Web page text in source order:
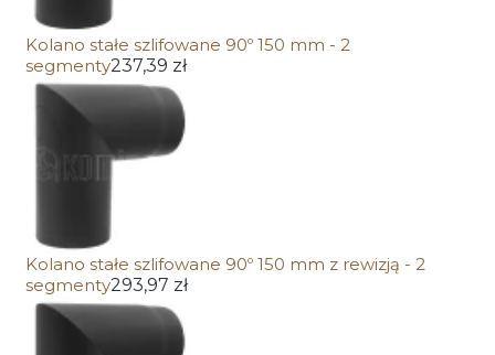
Kolano stałe szlifowane 90º 150 mm - 2
segmenty237,39 zł
Kolano stałe szlifowane 90º 150 mm z rewizją - 2
segmenty293,97 zł